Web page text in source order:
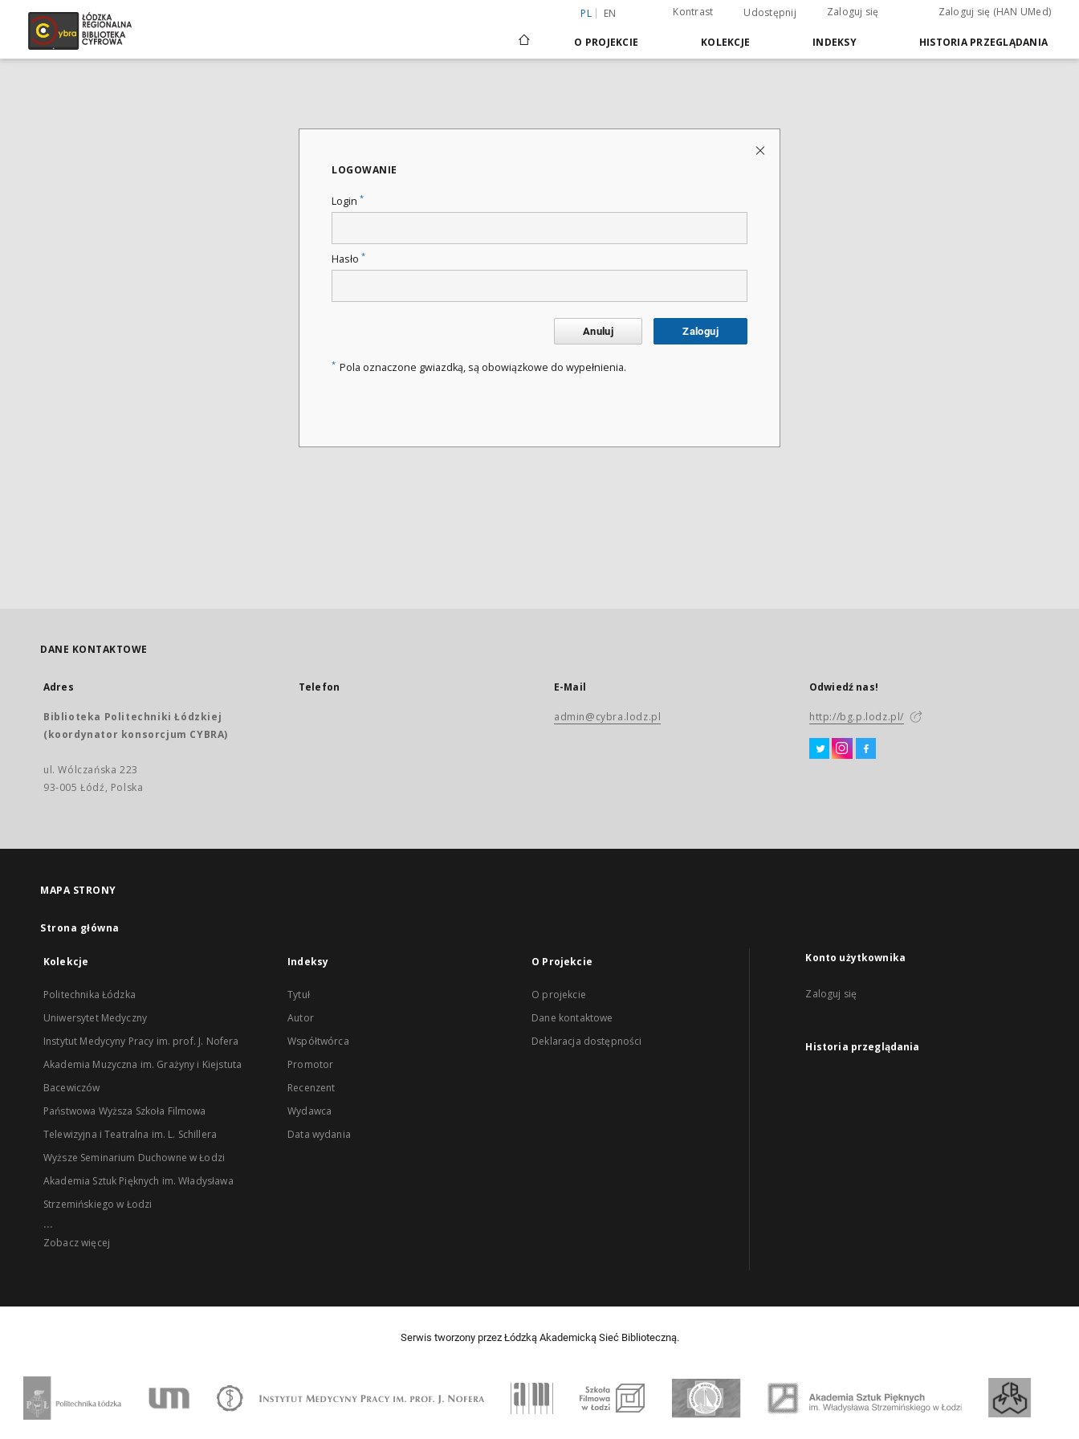
PL EN Kontrast Udostępnij Zaloguj się Zaloguj się (HAN UMed)
O PROJEKCIE KOLEKCJE INDEKSY HISTORIA PRZEGLĄDANIA
LOGOWANIE
Login *
Hasło *
Anuluj Zaloguj
* Pola oznaczone gwiazdką, są obowiązkowe do wypełnienia.
DANE KONTAKTOWE
Adres
Biblioteka Politechniki Łódzkiej
(koordynator konsorcjum CYBRA)
ul. Wólczańska 223
93-005 Łódź, Polska
Telefon E-Mail
admin@cybra.lodz.pl
Odwiedź nas!
http://bg.p.lodz.pl/
MAPA STRONY
Strona główna
Kolekcje
Politechnika Łódzka
Uniwersytet Medyczny
Instytut Medycyny Pracy im. prof. J. Nofera
Akademia Muzyczna im. Grażyny i Kiejstuta
Bacewiczów
Państwowa Wyższa Szkoła Filmowa
Telewizyjna i Teatralna im. L. Schillera
Wyższe Seminarium Duchowne w Łodzi
Akademia Sztuk Pięknych im. Władysława
Strzemińskiego w Łodzi
...
Zobacz więcej
Indeksy
Tytuł
Autor
Współtwórca
Promotor
Recenzent
Wydawca
Data wydania
O Projekcie
O projekcie
Dane kontaktowe
Deklaracja dostępności
Konto użytkownika
Zaloguj się
Historia przeglądania
Serwis tworzony przez Łódzką Akademicką Sieć Biblioteczną.